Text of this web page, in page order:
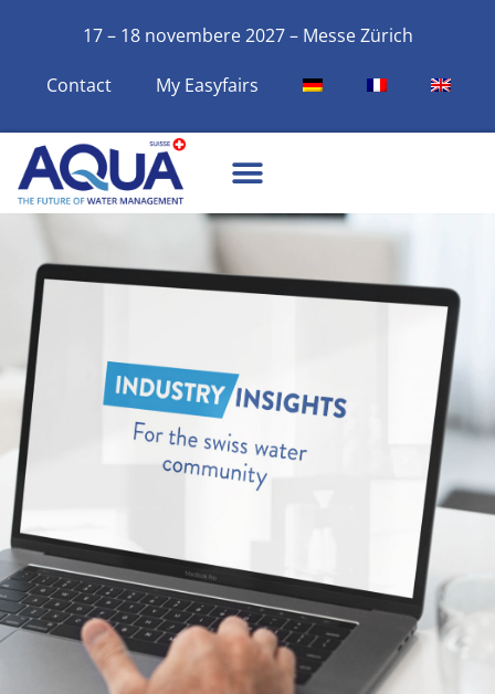
17 – 18 novembere 2027 – Messe Zürich
Contact My Easyfairs